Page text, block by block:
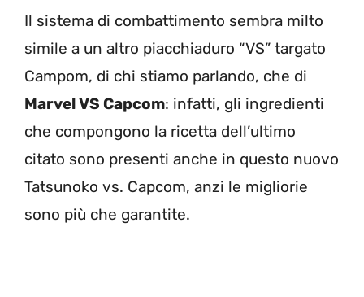
Il sistema di combattimento sembra milto
simile a un altro piacchiaduro “VS” targato
Campom, di chi stiamo parlando, che di
Marvel VS Capcom: infatti, gli ingredienti
che compongono la ricetta dell’ultimo
citato sono presenti anche in questo nuovo
Tatsunoko vs. Capcom, anzi le migliorie
sono più che garantite.